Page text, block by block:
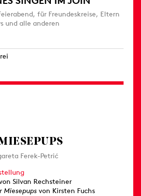
für Freundeskreise, Eltern
und alle anderen
Ferek-Petrić
Silvan Rechsteiner
Miesepups von Kirsten Fuchs